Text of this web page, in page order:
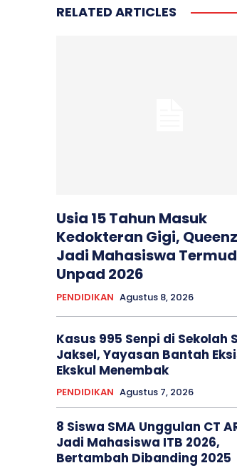
RELATED ARTICLES
Usia 15 Tahun Masuk
Kedokteran Gigi,
Jadi Mahasiswa
Unpad 2026
PENDIDIKAN Agustus 8, 2026
Kasus 995 Senpi di Sekolah
Jaksel, Yayasan Bantah
Ekskul Menembak
PENDIDIKAN Agustus 7, 2026
8 Siswa SMA Unggulan CT
Jadi Mahasiswa ITB 2026,
Bertambah Dibanding 2025